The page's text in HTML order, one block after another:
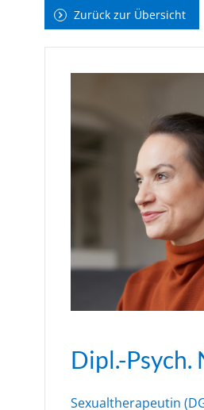
Zurück zur Übersicht
Dipl.-Psych.
Sexualtherapeutin